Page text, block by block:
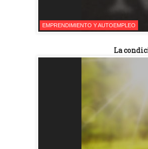
EMPRENDIMIENTO Y AUTOEMPLEO
La